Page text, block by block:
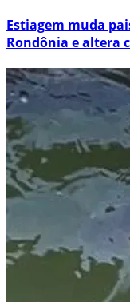
Estiagem muda
Rondônia e altera